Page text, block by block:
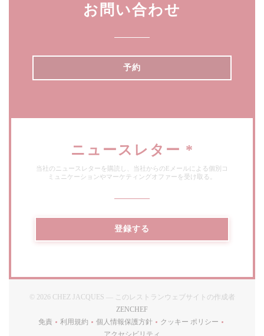
お問い合わせ
予約
ニュースレター *
当社のニュースレターを購読し、当社からのEメールによる個別コ
ミュニケーションやマーケティングオファーを受け取る。
登録する
© 2026 CHEZ JACQUES — このレストランウェブサイトの作成者
ZENCHEF
免責
((新しいウィンドウで開きます))
利用規約
((新しいウィンドウで開きます))
個人情報保護方針
((新しいウィンドウで開きます))
クッキー ポリシー
((新しいウィンドウで
アクセシビリティ